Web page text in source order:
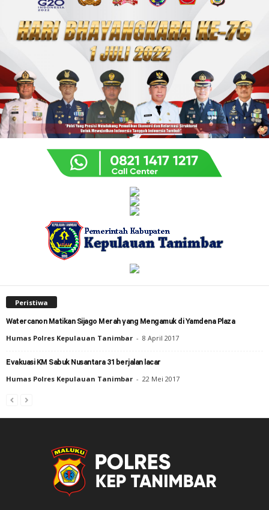
Peristiwa
Watercanon Matikan Sijago Merah yang Mengamuk di Yamdena Plaza
Humas Polres Kepulauan Tanimbar - 8 April 2017
Evakuasi KM Sabuk Nusantara 31 berjalan lacar
Humas Polres Kepulauan Tanimbar - 22 Mei 2017